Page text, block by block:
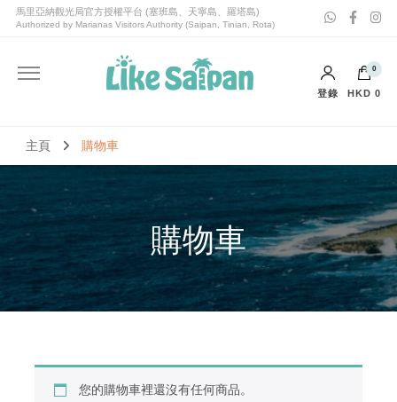
喜愛塞班Like Saipan
喜愛塞班Like Saipan｜塞班島旅遊｜塞班島自由行套票
登錄
0
HKD 0
主頁 購物車
購物車
您的購物車裡還沒有任何商品。